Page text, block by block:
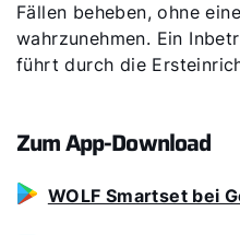
Fällen beheben, ohne
wahrzunehmen. Ein
führt durch die
Zum App-Download
WOLF Smartset bei